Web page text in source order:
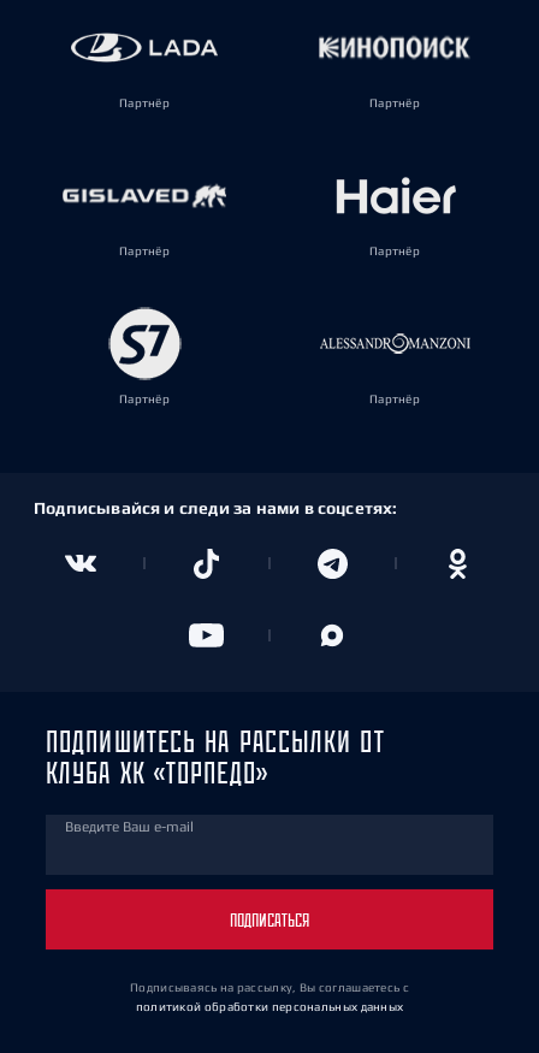
Партнёр Партнёр
Партнёр Партнёр
Партнёр Партнёр
Подписывайся и следи за нами в соцсетях:
ПОДПИШИТЕСЬ НА РАССЫЛКИ ОТ
КЛУБА ХК «ТОРПЕДО»
Введите Ваш e-mail
ПОДПИСАТЬСЯ
Подписываясь на рассылку, Вы соглашаетесь с
политикой обработки персональных данных